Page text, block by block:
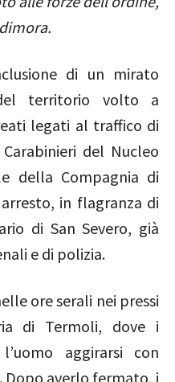
di un mirato
territorio volto a
legati al traffico di
del Nucleo
della Compagnia di
in flagranza di
di San Severo, già
e di polizia.
ore serali nei pressi
di Termoli, dove i
aggirarsi con
averlo fermato, i